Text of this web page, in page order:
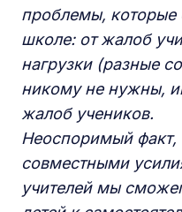
проблемы, которые
школе: от жалоб
нагрузки (разные
никому не нужны,
жалоб учеников.
Неоспоримый факт,
совместными
учителей мы